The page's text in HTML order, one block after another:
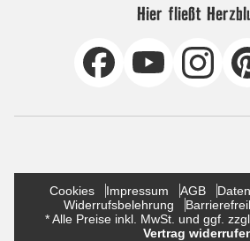
Hier fließt
Cookies Impressum AGB
Widerrufsbelehrung
* Alle Preise inkl. MwSt. und ggf.
Vertrag